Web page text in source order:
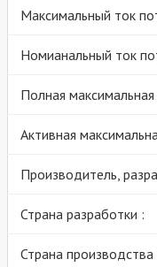
Максимальный ток
Номианальный ток
Полная
Активная
Производитель,
Страна разработки :
Страна производства